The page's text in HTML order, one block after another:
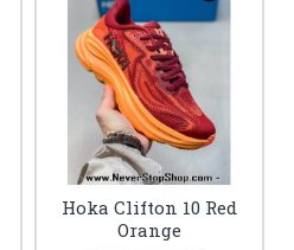
Hoka Clifton 10 Red
Orange